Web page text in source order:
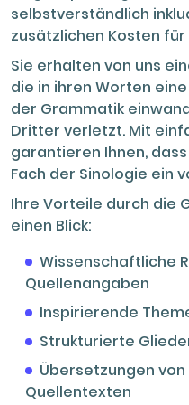
gewährleisten,
Plagiatsprüfung
fertigen Text zu.
selbstverständlich
zusätzlichen Kosten für
Sie erhalten von uns
die in ihren Worten
der Grammatik
Dritter verletzt. Mit
garantieren Ihnen,
Fach der Sinologie ein
Ihre Vorteile durch die
einen Blick:
Wissenschaftliche
Quellenangaben
Inspirierende
Strukturierte
Übersetzungen
Quellentexten